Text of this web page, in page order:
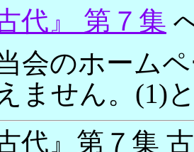
代』 第７集
会のホーム
ません。(1)
代』第７集